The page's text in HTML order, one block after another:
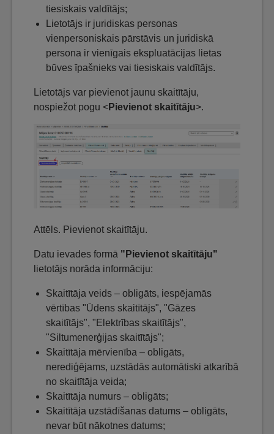
tiesiskais valdītājs;
Lietotājs ir juridiskas personas
vienpersoniskais pārstāvis un juridiskā
persona ir vienīgais ekspluatācijas lietas
būves īpašnieks vai tiesiskais valdītājs.
Lietotājs var pievienot jaunu skaitītāju,
nospiežot pogu <Pievienot skaitītāju>.
Attēls. Pievienot skaitītāju.
Datu ievades formā "Pievienot skaitītāju"
lietotājs norāda informāciju:
Skaitītāja veids – obligāts, iespējamās
vērtības "Ūdens skaitītājs", "Gāzes
skaitītājs", "Elektrības skaitītājs",
"Siltumenerģijas skaitītājs";
Skaitītāja mērvienība – obligāts,
nerediģējams, uzstādās automātiski atkarībā
no skaitītāja veida;
Skaitītāja numurs – obligāts;
Skaitītāja uzstādīšanas datums – obligāts,
nevar būt nākotnes datums;